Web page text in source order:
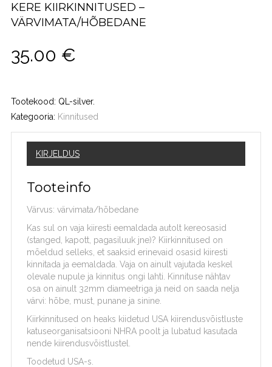
KERE KIIRKINNITUSED –
VÄRVIMATA/HÕBEDANE
35.00 €
Tootekood: QL-silver.
Kategooria: Kinnitused
KIRJELDUS
Tooteinfo
Värvus: värvimata/hõbedane
Kas sul on vaja kiiresti eemaldada autolt kereosasid
(stanged, kapott, pagasiluuk jne)? Kiirkinnitused on
mõeldud selleks, et saaksid erinevaid osasid kiiresti
kinnitada ja eemaldada. Vaja on ainult vajutada keskel
olevale nupule ja kinnitus ongi lahti. Kinnituse nähtav
osa on ainult 32mm diameetriga ja neid on saada nelja
värvi: hõbe, must, punane ja sinine.
Kiirkinnitused on heaks kiidetud USA kiirendusvõistluste
katuseorganisatsiooni NHRA poolt ja lubatud kasutada
nende kiirendusvõistlustel.
Toodetud USA-s.